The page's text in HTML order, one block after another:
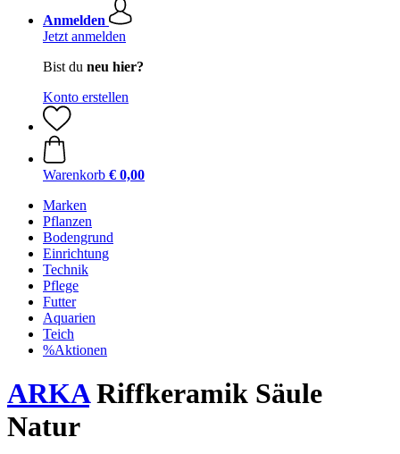
Anmelden
Jetzt anmelden
Bist du neu hier?
Konto erstellen
Warenkorb € 0,00
Marken
Pflanzen
Bodengrund
Einrichtung
Technik
Pflege
Futter
Aquarien
Teich
%Aktionen
ARKARiffkeramik Säule
Natur